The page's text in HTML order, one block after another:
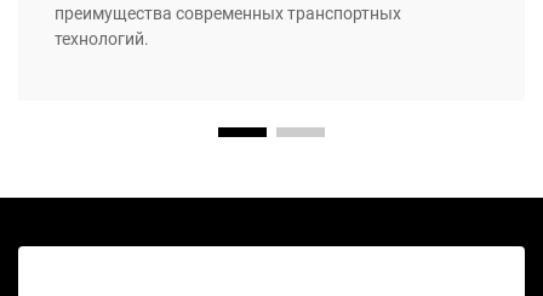
преимущества современных транспортных
технологий.